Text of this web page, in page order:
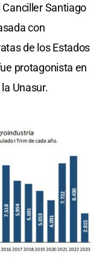
Santiago
con
de los Estados
protagonista en
Unasur.